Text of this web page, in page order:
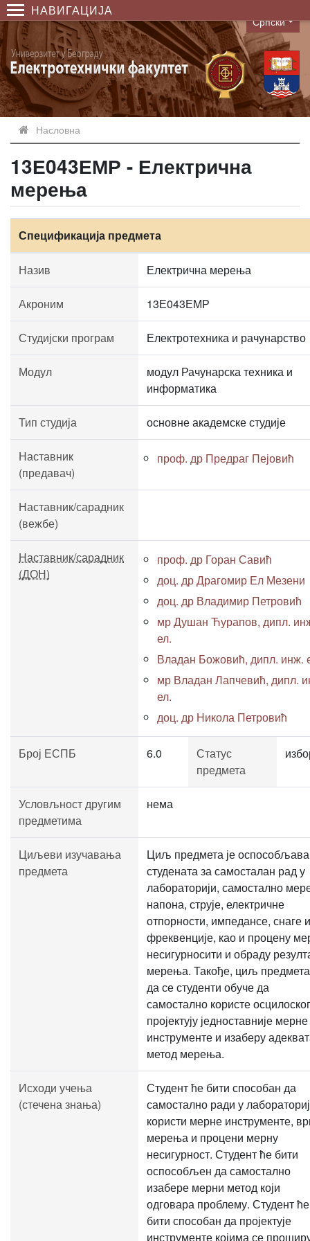
НАВИГАЦИЈА
Language
Српски
Насловна
13Е043ЕМР - Електрична
мерења
Спецификација предмета
Назив Електрична мерења
Акроним 13Е043ЕМР
Студијски програм Електротехника и рачунарство
Модул
модул Рачунарска техника и
информатика
Тип студија основне академске студије
Наставник
(предавач)
проф. др Предраг Пејовић
Наставник/сарадник
(вежбе)
Наставник/сарадник
(ДОН)
проф. др Горан Савић
доц. др Драгомир Ел Мезени
доц. др Владимир Петровић
мр Душан Ћурапов, дипл.
ел.
Владан Божовић, дипл. инж.
мр Владан Лапчевић, дипл.
ел.
доц. др Никола Петровић
Број ЕСПБ 6.0
Статус
предмета
Условљност другим
предметима
нема
Циљеви изучавања
предмета
Циљ предмета је
студената за самосталан рад у
лабораторији, самостално
напона, струје, електричне
отпорности, импедансе, снаге и
фреквенције, као и процену
несигурносити и обраду
мерења. Такође, циљ предмета
да се студенти обуче да
самостално користе
пројектују једноставније мерне
инструменте и изаберу
метод мерења.
Исходи учења
(стечена знања)
Студент ће бити способан да
самостално ради у
користи мерне инструменте,
мерења и процени мерну
несигурност. Студент ће бити
оспособљен да самостално
изабере мерни метод који
одговара проблему. Студент ће
бити способан да пројектује
инструменте којима се